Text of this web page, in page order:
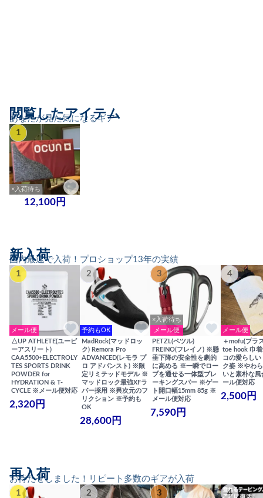
あなたが見た気になるギア
閲覧したアイテム
1
×入荷待ち
12,100円
国内最速で入荷！プロショップ13年の実績
新入荷
1
メール便
△UP ATHLETE(ユーピ
ーアスリート)
CAA5500+ELECTROLY
TES SPORTS DRINK
POWDER for
HYDRATION & T-
CYCLE ※メール便対応
2,320円
2
予約もOK
MadRock(マッドロッ
ク) Remora Pro
ADVANCED(レモラ プ
ロ アドバンスト) ※限
定リミテッドモデル ※
マッドロック最強XFラ
バー採用 ※異次元のフ
リクション ※予約も
OK
28,600円
3
×入荷待ち
メール便
PETZL(ペツル)
FREINO(フレイノ) ※懸
垂下降の安全性を劇的
に高める ※一瞬でロー
プを通せる一体型ブレ
ーキングスパー ※ゲー
ト開口幅15mm 85g ※
メール便対応
7,590円
4
メール便
＋mofu(プラ
toe hook 巾
コの愛らしい
ク姿 ※やわ
いと素朴な
ール便対応
2,500円
お待たせしました！リピート多数のギアが入荷
再入荷
1 2 3 4